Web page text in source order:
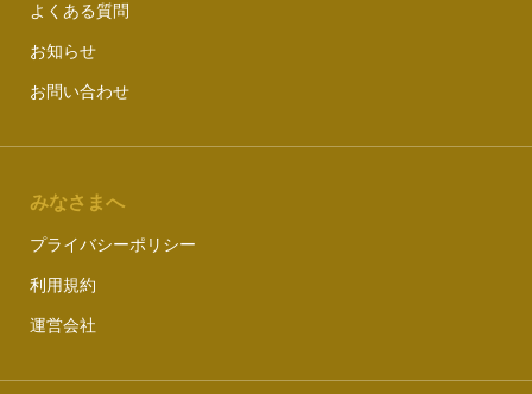
よくある質問
お知らせ
お問い合わせ
みなさまへ
プライバシーポリシー
利用規約
運営会社